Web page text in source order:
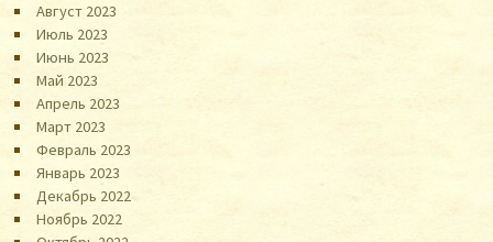
Август 2023
Июль 2023
Июнь 2023
Май 2023
Апрель 2023
Март 2023
Февраль 2023
Январь 2023
Декабрь 2022
Ноябрь 2022